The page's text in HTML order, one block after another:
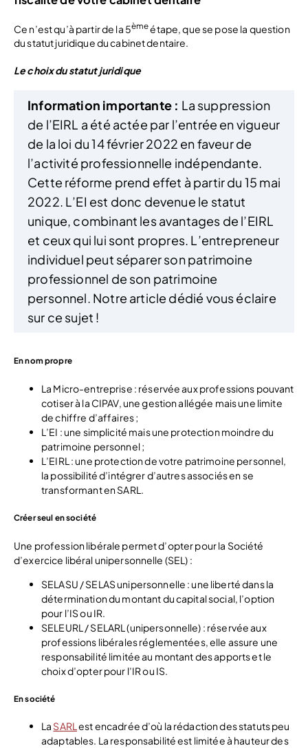
Ce n’est qu’à partir de la 5èmeétape, que se pose la question
du statut juridique du cabinet dentaire.
Le choix du statut juridique
Information importante : La suppression
de l’EIRL a été actée par l’entrée en vigueur
de la loi du 14 février 2022 en faveur de
l’activité professionnelle indépendante.
Cette réforme prend effet à partir du 15 mai
2022. L’EI est donc devenue le statut
unique, combinant les avantages de l’EIRL
et ceux qui lui sont propres. L’entrepreneur
individuel peut séparer son patrimoine
professionnel de son patrimoine
personnel. Notre article dédié vous éclaire
sur ce sujet !
En nom propre
La Micro-entreprise : réservée aux professions pouvant
cotiser à la CIPAV, une gestion allégée mais une limite
de chiffre d’affaires ;
L’EI : une simplicité mais une protection moindre du
patrimoine personnel ;
L’EIRL : une protection de votre patrimoine personnel,
la possibilité d’intégrer d’autres associés en se
transformant en SARL.
Créer seul en société
Une profession libérale permet d’opter pour la Société
d’exercice libéral unipersonnelle (SEL) :
SELASU / SELAS unipersonnelle : une liberté dans la
détermination du montant du capital social, l’option
pour l’IS ou IR.
SELEURL / SELARL (unipersonnelle) : réservée aux
professions libérales réglementées, elle assure une
responsabilité limitée au montant des apports et le
choix d’opter pour l’IR ou IS.
En société
La SARL est encadrée d’où la rédaction des statuts peu
adaptables. La responsabilité est limitée à hauteur des